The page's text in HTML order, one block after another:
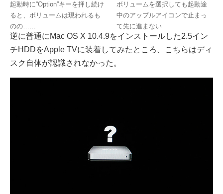
起動時に“Option”キーを押し続け
ると、ボリュームは現われるも
のの……
ボリュームを選択しても起動途
中のアップルアイコンで止まっ
て先に進まない
逆に普通にMac OS X 10.4.9をインストールした2.5イン
チHDDをApple TVに装着してみたところ、こちらはディ
スク自体が認識されなかった。